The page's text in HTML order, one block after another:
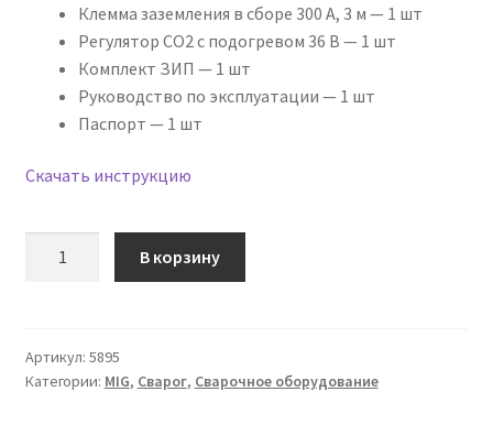
Клемма заземления в сборе 300 А, 3 м — 1 шт
Регулятор CO2 c подогревом 36 В — 1 шт
Комплект ЗИП — 1 шт
Руководство по эксплуатации — 1 шт
Паспорт — 1 шт
Скачать инструкцию
ARCTIC
MIG
В корзину
Артикул: 5895
Категории: MIG, Сварог, Сварочное оборудование